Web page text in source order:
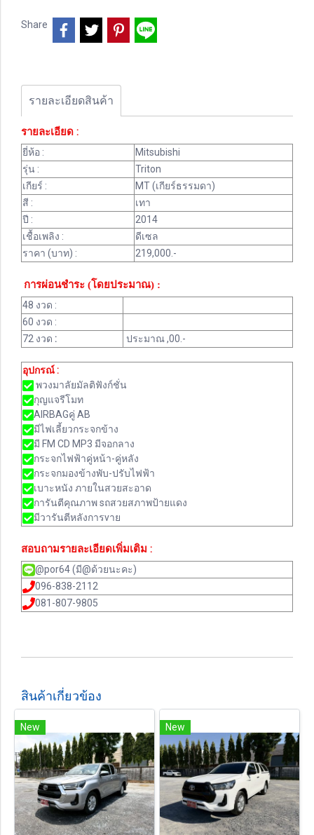
Share
รายละเอียดสินค้า
รายละเอียด :
ยี่ห้อ :
Mitsubishi
รุ่น :
Triton
เกียร์ :
MT (เกียร์ธรรมดา)
สี :
เทา
ปี :
2014
เชื้อเพลิง :
ดีเซล
ราคา (บาท) :
219,000.-
การผ่อนชำระ (โดยประมาณ) :
48 งวด :
60 งวด :
72 งวด : ประมาณ ,00.-
อุปกรณ์ :
พวงมาลัยมัลติฟังก์ชั่น
กุญแจรีโมท
AIRBAGคู่ AB
มีไฟเลี้ยวกระจกข้าง
มี FM CD MP3 มีจอกลาง
กระจกไฟฟ้าคู่หน้า-คู่หลัง
กระจกมองข้างพับ-ปรับไฟฟ้า
เบาะหนัง ภายในสวยสะอาด
การันตีคุณภาพ sถสวยสภาพป้ายแดง
มีวารันตีหลังการvาย
สอบถามรายละเอียดเพิ่มเติม :
@por64 (มี@ด้วยนะคะ)
096-838-2112
081-807-9805
สินค้าเกี่ยวข้อง
New New